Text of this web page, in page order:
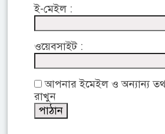
ই-মেইল :
ওয়েবসাইট :
আপনার ইমেইল ও অন্যান্য
রাখুন